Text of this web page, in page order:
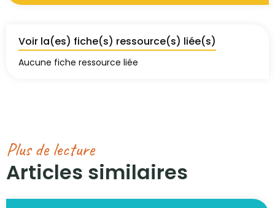
Voir la(es) fiche(s) ressource(s) liée(s)
Aucune fiche ressource liée
Plus de lecture
Articles similaires